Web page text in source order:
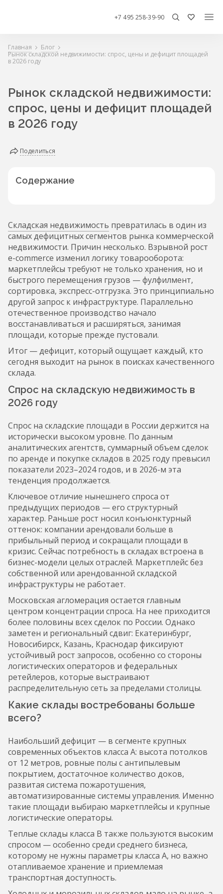
+7 495 258-39-90
Главная
Блог
Рынок складской недвижимости: спрос, цены и дефицит площадей
в 2026 году
Рынок складской недвижимости:
спрос, цены и дефицит площадей
в 2026 году
Поделиться
Содержание
Складская недвижимость превратилась в один из
самых дефицитных сегментов рынка коммерческой
недвижимости. Причин несколько. Взрывной рост
e-commerce изменил логику товарооборота:
маркетплейсы требуют не только хранения, но и
быстрого перемещения грузов — фулфилмент,
сортировка, экспресс-отгрузка. Это принципиально
другой запрос к инфраструктуре. Параллельно
отечественное производство начало
восстанавливаться и расширяться, занимая
площади, которые прежде пустовали.
Итог — дефицит, который ощущает каждый, кто
сегодня выходит на рынок в поисках качественного
склада.
Спрос на складскую недвижимость в
2026 году
Спрос на складские площади в России держится на
исторически высоком уровне. По данным
аналитических агентств, суммарный объем сделок
по аренде и покупке складов в 2025 году превысил
показатели 2023–2024 годов, и в 2026-м эта
тенденция продолжается.
Ключевое отличие нынешнего спроса от
предыдущих периодов — его структурный
характер. Раньше рост носил конъюнктурный
оттенок: компании арендовали больше в
прибыльный период и сокращали площади в
кризис. Сейчас потребность в складах встроена в
бизнес-модели целых отраслей. Маркетплейс без
собственной или арендованной складской
инфраструктуры не работает.
Московская агломерация остается главным
центром концентрации спроса. На нее приходится
более половины всех сделок по России. Однако
заметен и региональный сдвиг: Екатеринбург,
Новосибирск, Казань, Краснодар фиксируют
устойчивый рост запросов, особенно со стороны
логистических операторов и федеральных
ретейлеров, которые выстраивают
распределительную сеть за пределами столицы.
Какие склады востребованы больше
всего?
Наибольший дефицит — в сегменте крупных
современных объектов класса A: высота потолков
от 12 метров, ровные полы с антипылевым
покрытием, достаточное количество доков,
развитая система пожаротушения,
автоматизированные системы управления. Именно
такие площади выбираю маркетплейсы и крупные
логистические операторы.
Теплые склады класса B также пользуются высоким
спросом — особенно среди среднего бизнеса,
которому не нужны параметры класса A, но важно
отапливаемое хранение и приемлемая
транспортная доступность.